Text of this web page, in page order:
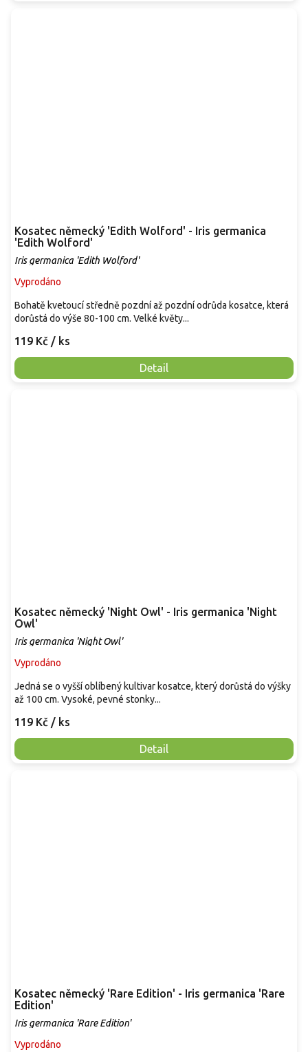
Kosatec německý 'Edith Wolford' - Iris germanica
'Edith Wolford'
Iris germanica 'Edith Wolford'
Vyprodáno
119 Kč / ks
Detail
Bohatě kvetoucí středně pozdní až pozdní odrůda kosatce, která
dorůstá do výše 80-100 cm. Velké květy...
Kosatec německý 'Night Owl' - Iris germanica 'Night
Owl'
Iris germanica 'Night Owl'
Vyprodáno
119 Kč / ks
Detail
Jedná se o vyšší oblíbený kultivar kosatce, který dorůstá do výšky
až 100 cm. Vysoké, pevné stonky...
Kosatec německý 'Rare Edition' - Iris germanica 'Rare
Edition'
Iris germanica 'Rare Edition'
Vyprodáno